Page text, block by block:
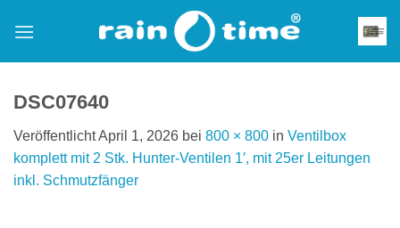
Inhalt
DSC07640
VeröffentlichtApril 1, 2026 bei 800 × 800 in Ventilbox
komplett mit 2 Stk. Hunter-Ventilen 1′, mit 25er Leitungen
inkl. Schmutzfänger